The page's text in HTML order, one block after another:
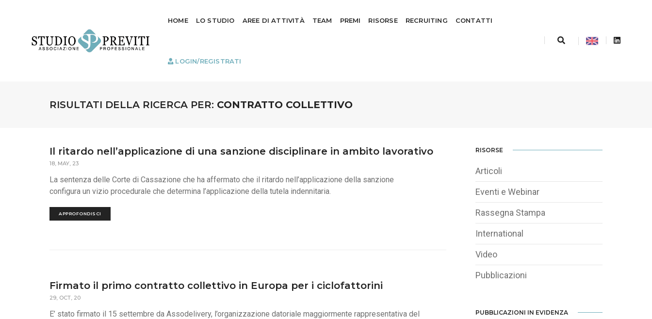
HOME LO STUDIO AREE DI ATTIVITÀ TEAM PREMI RISORSE RECRUITING CONTATTI
LOGIN/REGISTRATI
RISULTATI DELLA RICERCA PER: CONTRATTO COLLETTIVO
Il ritardo nell’applicazione di una sanzione disciplinare in ambito lavorativo
18, MAY, 23
La sentenza delle Corte di Cassazione che ha affermato che il ritardo nell’applicazione della sanzione
configura un vizio procedurale che determina l’applicazione della tutela indennitaria.
APPROFONDISCI
Firmato il primo contratto collettivo in Europa per i ciclofattorini
29, OCT, 20
E’ stato firmato il 15 settembre da Assodelivery, l’organizzazione datoriale maggiormente rappresentativa del
RISORSE
Articoli
Eventi e Webinar
Rassegna Stampa
International
Video
Pubblicazioni
PUBBLICAZIONI IN EVIDENZA